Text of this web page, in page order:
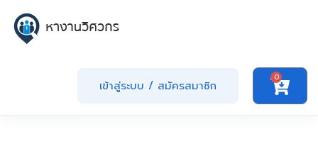
เข้าสู่ระบบ / สมัครสมาชิก
0